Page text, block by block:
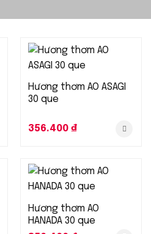
Hương thơm AO ASAGI
30 que
356.400 ₫
Hương thơm AO
HANADA 30 que